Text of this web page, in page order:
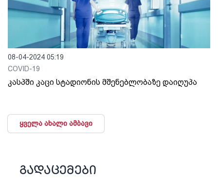
08-04-2024 05:19
COVID-19
კასპში კაცი სტადიონის მშენებლობაზე დაიღუპა
ყველა ახალი ამბავი
გადაცემები